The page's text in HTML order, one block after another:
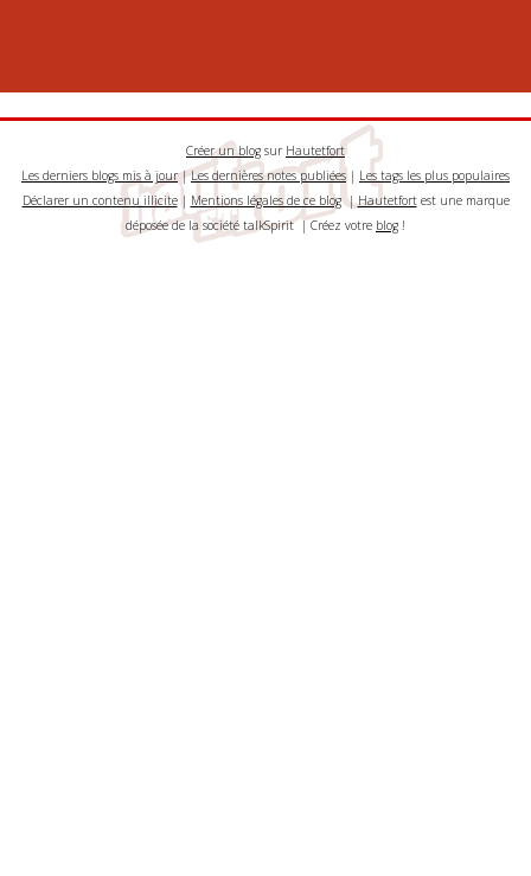
Créer un blog sur Hautetfort
Les derniers blogs mis à jour|Les dernières notes publiées | Les tags les plus populaires
Déclarer un contenu illicite| Mentions légales de ce blog|Hautetfortest une marque
déposée de la société talkSpirit | Créez votre blog !